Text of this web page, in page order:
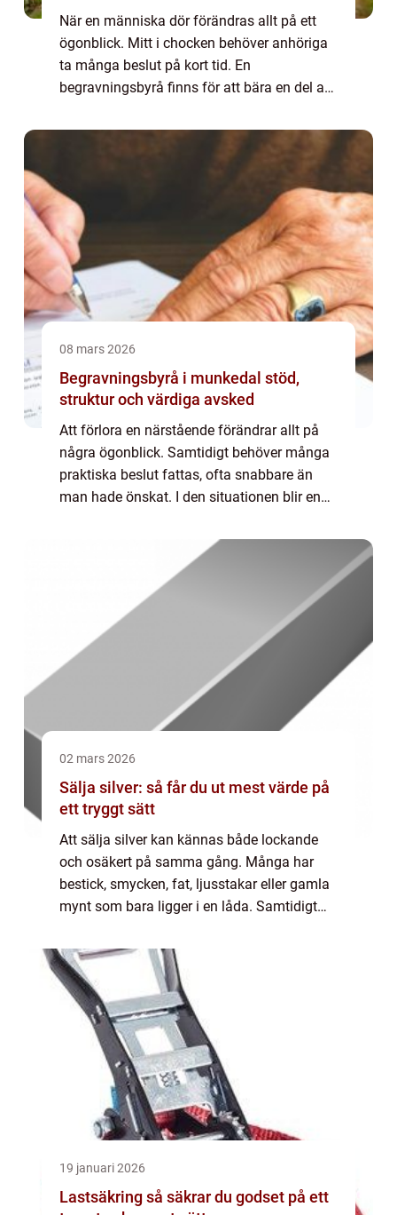
När en människa dör förändras allt på ett
ögonblick. Mitt i chocken behöver anhöriga
ta många beslut på kort tid. En
begravningsbyrå finns för att bära en del av
och medmänskligt stöd blir vägen genom
08 mars 2026
Begravningsbyrå i munkedal stöd,
struktur och värdiga avsked
Att förlora en närstående förändrar allt på
några ögonblick. Samtidigt behöver många
praktiska beslut fattas, ofta snabbare än
man hade önskat. I den situationen blir en
blir ett stöd genom en tid som känns ...
02 mars 2026
Sälja silver: så får du ut mest värde på
ett tryggt sätt
Att sälja silver kan kännas både lockande
och osäkert på samma gång. Många har
bestick, smycken, fat, ljusstakar eller gamla
mynt som bara ligger i en låda. Samtidigt
19 januari 2026
Lastsäkring så säkrar du godset på ett